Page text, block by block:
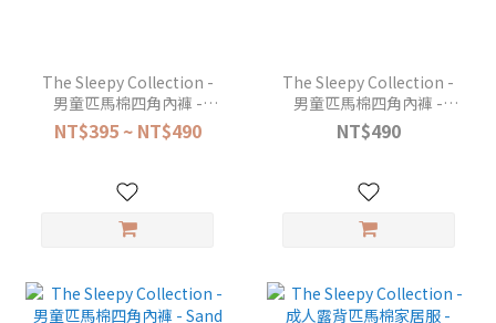
The Sleepy Collection -
男童匹馬棉四角內褲 -
Perfect Gery
NT$395 ~ NT$490
The Sleepy Collection -
男童匹馬棉四角內褲 -
Rust
NT$490